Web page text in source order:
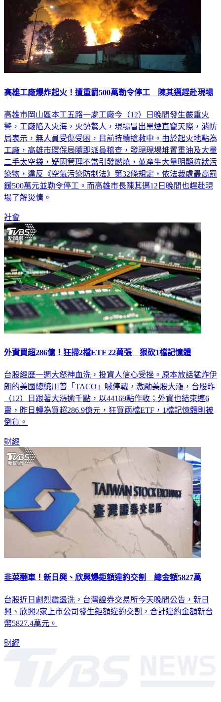
高雄工廠爆炸起火！遭重罰500萬勒令停工 陳其邁趕赴現場
高雄市岡山區本工五路一處工廠今（12）日晚間發生嚴重火
警，工廠陷入火海，火勢驚人，現場冒出黑煙直竄天際，消防
局表示，無人員受傷受困，目前持續搶救中。由於起火地點為
工廠，高雄市環保局隨即派員稽查，發現現場堆置重油及大量
二手太空袋，疑因管理不當引發燃燒，並產生大量明顯粒狀污
染物，違反《空氣污染防制法》第32條規定，依法裁處最高罰
鍰500萬元並勒令停工。而高雄市長陳其邁12日晚間也趕赴現
場了解災情。
社會
外資買超286億！狂掃2檔ETF 22萬張 狠砍1檔記憶體
台股經歷一週大怒神血洗，投資人信心受挫。原本放話猛炸伊
朗的美國總統川普「TACO」喊停戰，激勵美股大漲，台股昨
（12）日跟著大漲逾千點，以44169點作收；外資也結束連6
賣，昨日轉為買超286.9億元，狂買兩檔ETF，1檔記憶體則被
倒貨。
財經
韭菜翻車！新日興、欣興爆鉅額違約交割 總金額5827萬
台股近日劇烈震盪洗，台灣證券交易所今天晚間公告，新日
興、欣興2家上市公司發生鉅額違約交割，合計違約金額新台
幣5827.4萬元。
財經